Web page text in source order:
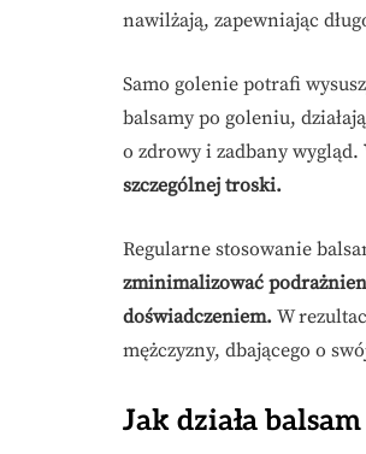
nawilżają, zapewniając
Samo golenie potrafi
balsamy po goleniu,
o zdrowy i zadbany wygląd.
szczególnej troski.
Regularne stosowanie
zminimalizować
doświadczeniem. W
mężczyzny, dbającego o
Jak działa